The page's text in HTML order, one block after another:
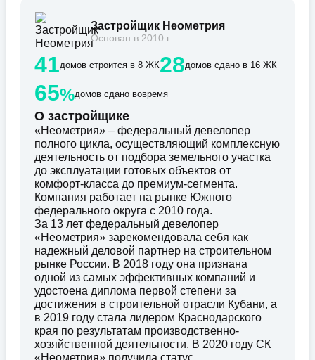
Застройщик Неометрия
Основан в 2010 г.
41домов строится в 8 ЖК28домов сдано в 16 ЖК
65%домов сдано вовремя
О застройщике
«Неометрия» – федеральный девелопер
полного цикла, осуществляющий комплексную
деятельность от подбора земельного участка
до эксплуатации готовых объектов от
комфорт-класса до премиум-сегмента.
Компания работает на рынке Южного
федерального округа с 2010 года.
За 13 лет федеральный девелопер
«Неометрия» зарекомендовала себя как
надежный деловой партнер на строительном
рынке России. В 2018 году она признана
одной из самых эффективных компаний и
удостоена диплома первой степени за
достижения в строительной отрасли Кубани, а
в 2019 году стала лидером Краснодарского
края по результатам производственно-
хозяйственной деятельности. В 2020 году СК
«Неометрия» получила статус